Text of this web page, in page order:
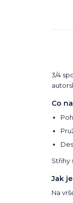
3/4
Co
Střihy
Jak
Na